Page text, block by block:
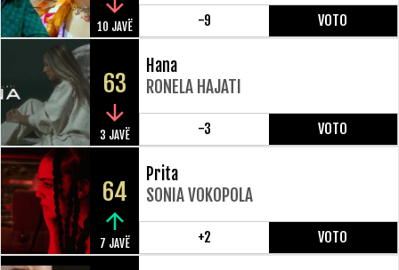
10 JAVË -9 VOTO
63
3 JAVË
Hana
RONELA HAJATI
-3 VOTO
64
7 JAVË
Prita
SONIA VOKOPOLA
+2 VOTO